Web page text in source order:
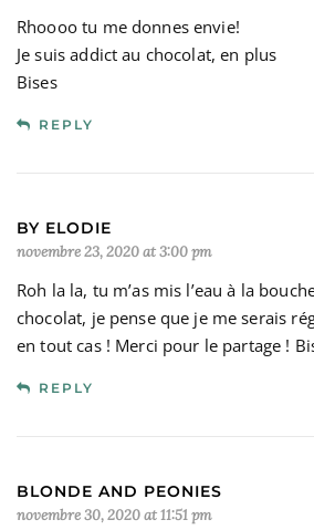
Rhoooo tu me donnes envie!
Je suis addict au chocolat, en plus
Bises
REPLY
BY ELODIE
novembre 23, 2020 at 3:00 pm
Roh la la, tu m’as mis l’eau à la
chocolat, je pense que je me serais
en tout cas ! Merci pour le partage !
REPLY
BLONDE AND PEONIES
novembre 30, 2020 at 11:51 pm